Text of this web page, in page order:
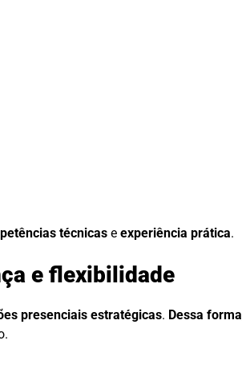
técnicas e experiência prática.
e flexibilidade
presenciais estratégicas. Dessa forma